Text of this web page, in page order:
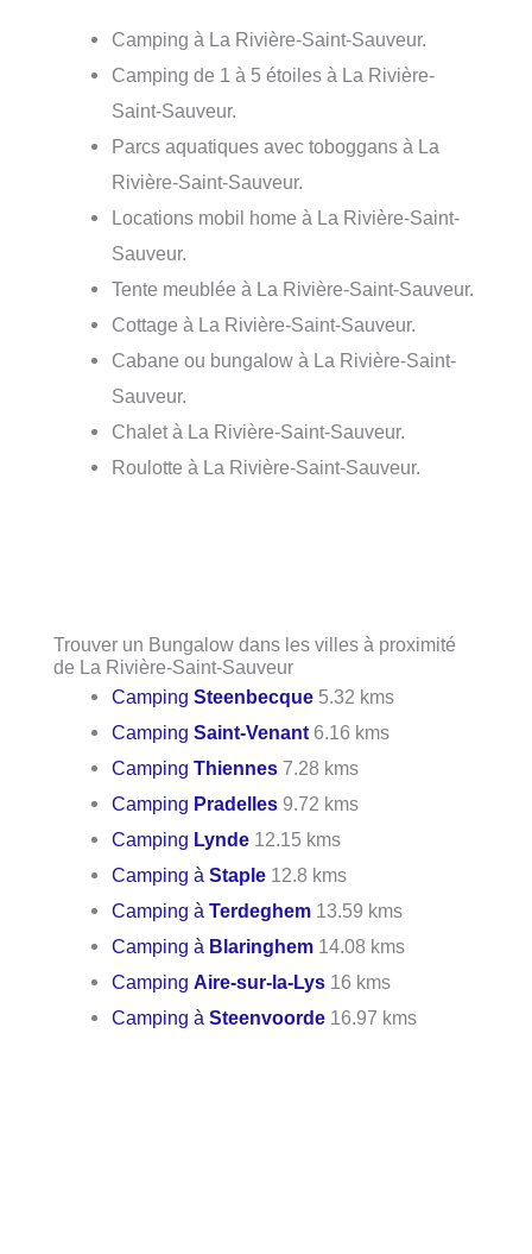
Camping à La Rivière-Saint-Sauveur.
Camping de 1 à 5 étoiles à La Rivière-
Saint-Sauveur.
Parcs aquatiques avec toboggans à La
Rivière-Saint-Sauveur.
Locations mobil home à La Rivière-Saint-
Sauveur.
Tente meublée à La Rivière-Saint-Sauveur.
Cottage à La Rivière-Saint-Sauveur.
Cabane ou bungalow à La Rivière-Saint-
Sauveur.
Chalet à La Rivière-Saint-Sauveur.
Roulotte à La Rivière-Saint-Sauveur.
Trouver un Bungalow dans les villes à proximité
de La Rivière-Saint-Sauveur
CampingSteenbecque 5.32 kms
CampingSaint-Venant 6.16 kms
CampingThiennes 7.28 kms
Camping Pradelles 9.72 kms
Camping Lynde 12.15 kms
Camping àStaple 12.8 kms
Camping àTerdeghem 13.59 kms
Camping à Blaringhem 14.08 kms
CampingAire-sur-la-Lys 16 kms
Camping àSteenvoorde 16.97 kms